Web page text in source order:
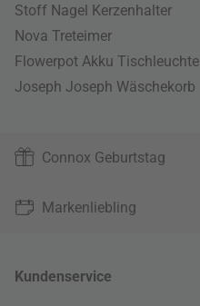
Stoff Nagel Kerzenhalter
Nova Treteimer
Flowerpot Akku Tischleuchte
Joseph Joseph Wäschekorb
Connox Geburtstag
Markenliebling
Kundenservice